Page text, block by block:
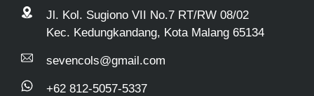
Jl. Kol. Sugiono VII No.7 RT/RW 08/02
Kec. Kedungkandang, Kota Malang 65134
sevencols@gmail.com
+62 812-5057-5337